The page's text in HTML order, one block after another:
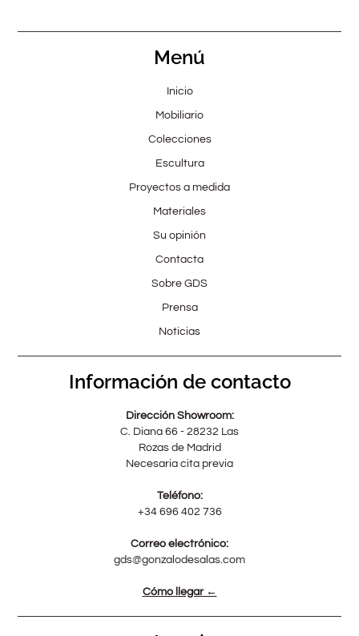
Menú
Inicio
Mobiliario
Colecciones
Escultura
Proyectos a medida
Materiales
Su opinión
Contacta
Sobre GDS
Prensa
Noticias
Información de contacto
Dirección Showroom:
C. Diana 66 - 28232 Las
Rozas de Madrid
Necesaria cita previa
Teléfono:
+34 696 402 736
Correo electrónico:
gds@gonzalodesalas.com
Cómo llegar ←